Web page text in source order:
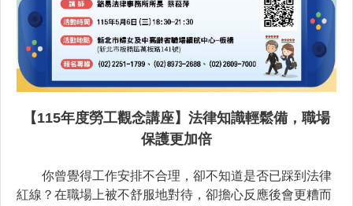
【115年度勞工觀念講座】法律知識輕鬆備，職場
保護更加倍
你曾覺得工作安排不合理，卻不知道是否已踩到法律
紅線？在職場上被不舒服地對待，卻擔心反應後會更糟而